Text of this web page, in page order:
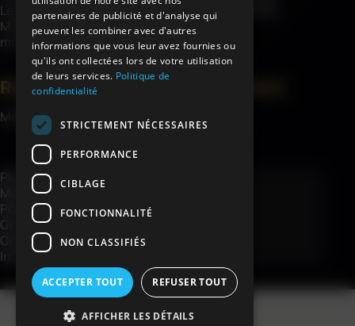
Levage
Matériel de jardin et
manutention
Engagements RSE
Actualités
Ressources
Médiathèque
Contact
Plan du site
Mentions légales
Politique de confidentialité
CGV
CGV e-shop
Informations livraison e-shop
partenaires de publicité et d'analyse qui
peuvent les combiner avec d'autres
informations que vous leur avez fournies ou
qu'ils ont collectées lors de votre utilisation
de leurs services. Politique de
confidentialité
STRICTEMENT NÉCESSAIRES
PERFORMANCE
CIBLAGE
FONCTIONNALITÉ
NON CLASSIFIÉS
ACCEPTER TOUT REFUSER TOUT
AFFICHER LES DÉTAILS